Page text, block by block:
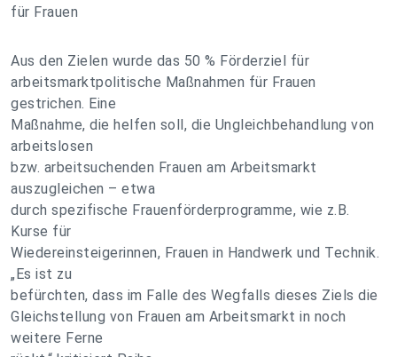
für Frauen
Aus den Zielen wurde das 50 % Förderziel für
arbeitsmarktpolitische Maßnahmen für Frauen
gestrichen. Eine
Maßnahme, die helfen soll, die Ungleichbehandlung von
arbeitslosen
bzw. arbeitsuchenden Frauen am Arbeitsmarkt
auszugleichen – etwa
durch spezifische Frauenförderprogramme, wie z.B.
Kurse für
Wiedereinsteigerinnen, Frauen in Handwerk und Technik.
„Es ist zu
befürchten, dass im Falle des Wegfalls dieses Ziels die
Gleichstellung von Frauen am Arbeitsmarkt in noch
weitere Ferne